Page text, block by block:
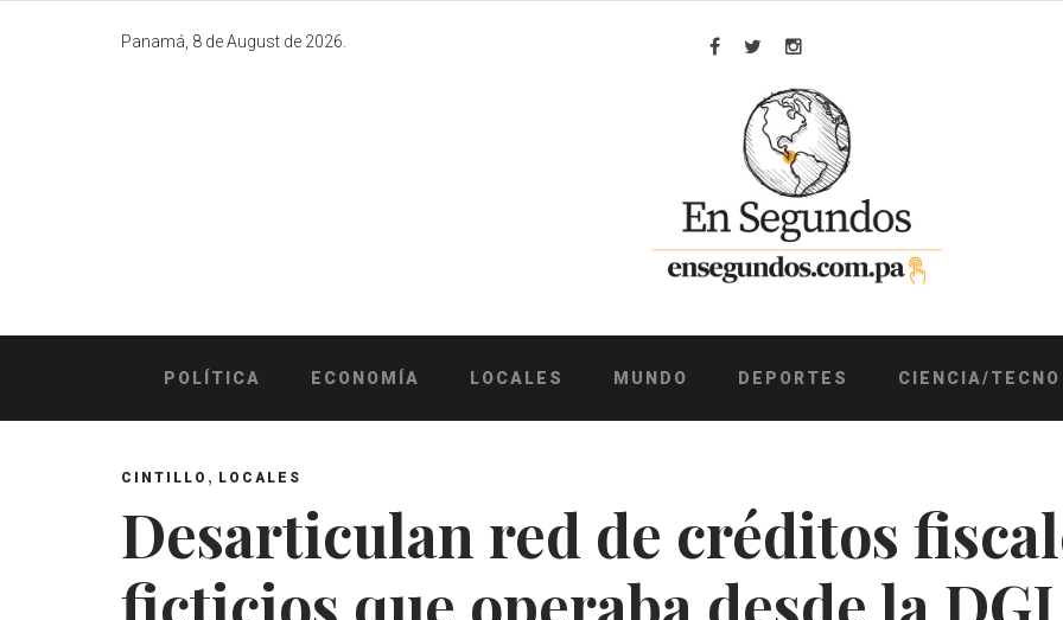
Panamá, 8 de August de 2026.
Facebook
TwitterInstagram
POLÍTICA ECONOMÍA LOCALES MUNDO DEPORTES CIENCIA/TECNO
CINTILLO , LOCALES
Desarticulan red de créditos